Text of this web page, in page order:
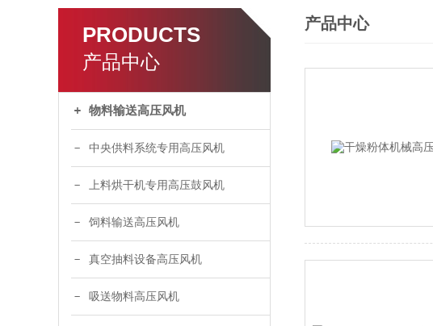
PRODUCTS
产品中心
物料输送高压风机
中央供料系统专用高压风机
上料烘干机专用高压鼓风机
饲料输送高压风机
真空抽料设备高压风机
吸送物料高压风机
产品中心